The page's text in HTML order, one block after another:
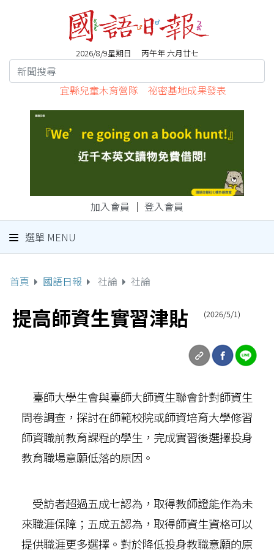
2026/8/9星期日 丙午年 六月廿七
宜縣兒童木育營隊 祕密基地成果發表
加入會員 ｜ 登入會員
選單 MENU
首頁 國語日報 社論 社論
提高師資生實習津貼 (2026/5/1)
臺師大學生會與臺師大師資生聯會針對師資生
問卷調查，探討在師範校院或師資培育大學修習
師資職前教育課程的學生，完成實習後選擇投身
教育職場意願低落的原因。
受訪者超過五成七認為，取得教師證能作為未
來職涯保障；五成五認為，取得師資生資格可以
提供職涯更多選擇。對於降低投身教職意願的原